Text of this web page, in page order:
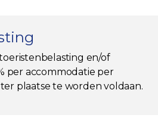
en/of
per accommodatie per
plaatse te worden voldaan.